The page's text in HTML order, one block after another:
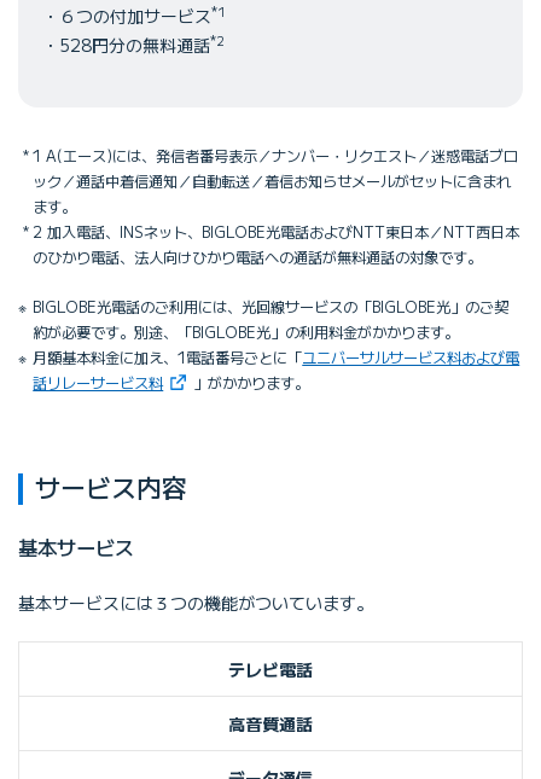
６つの付加サービス*1
528円分の無料通話*2
1 A(エース)には、発信者番号表示／ナンバー・リクエスト／迷惑電話ブロ
ック／通話中着信通知／自動転送／着信お知らせメールがセットに含まれ
ます。
2 加入電話、INSネット、BIGLOBE光電話およびNTT東日本／NTT西日本
のひかり電話、法人向けひかり電話への通話が無料通話の対象です。
BIGLOBE光電話のご利用には、光回線サービスの「BIGLOBE光」のご契
約が必要です。別途、「BIGLOBE光」の利用料金がかかります。
月額基本料金に加え、1電話番号ごとに「ユニバーサルサービス料および電
話リレーサービス料（新しいタブで開きます）
」がかかります。
サービス内容
基本サービス
基本サービスには３つの機能がついています。
テレビ電話
高音質通話